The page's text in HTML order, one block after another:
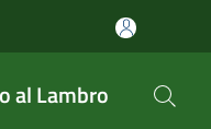
al Lambro